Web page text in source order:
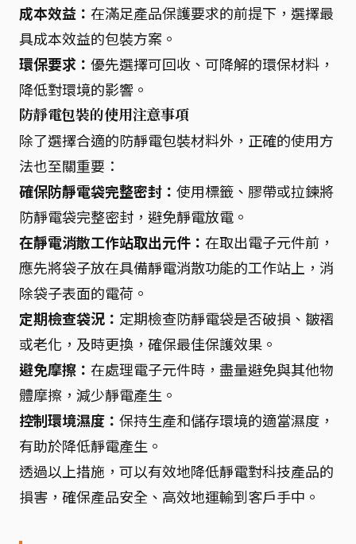
成本效益： 在滿足產品保護要求的前提下，選擇最
具成本效益的包裝方案。
環保要求： 優先選擇可回收、可降解的環保材料，
降低對環境的影響。
防靜電包裝的使用注意事項
除了選擇合適的防靜電包裝材料外，正確的使用方
法也至關重要：
確保防靜電袋完整密封： 使用標籤、膠帶或拉鍊將
防靜電袋完整密封，避免靜電放電。
在靜電消散工作站取出元件： 在取出電子元件前，
應先將袋子放在具備靜電消散功能的工作站上，消
除袋子表面的電荷。
定期檢查袋況： 定期檢查防靜電袋是否破損、皺褶
或老化，及時更換，確保最佳保護效果。
避免摩擦： 在處理電子元件時，盡量避免與其他物
體摩擦，減少靜電產生。
控制環境濕度： 保持生產和儲存環境的適當濕度，
有助於降低靜電產生。
透過以上措施，可以有效地降低靜電對科技產品的
損害，確保產品安全、高效地運輸到客戶手中。